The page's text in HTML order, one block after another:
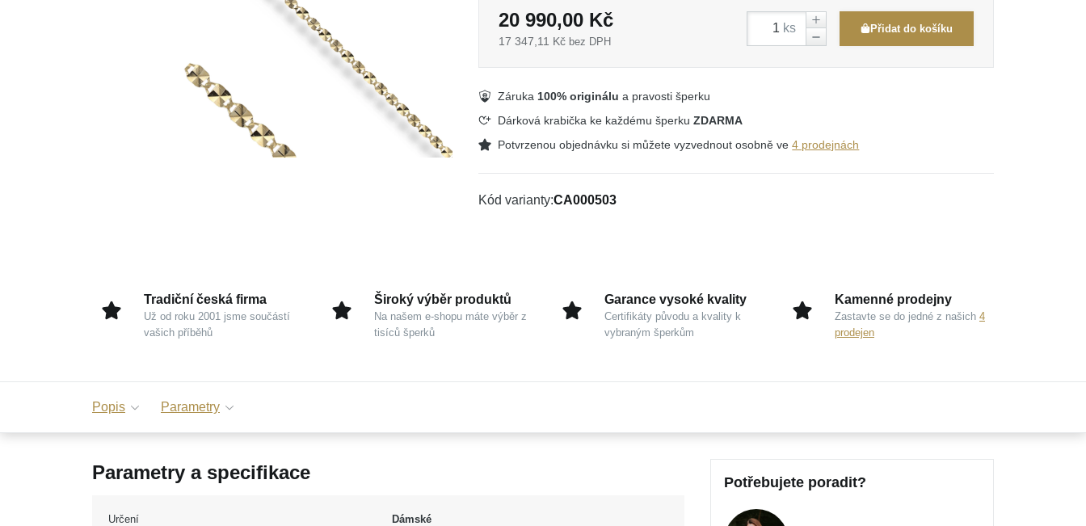
20 990,00 Kč
17 347,11 Kč bez DPH
ks Přidat do košíku
Záruka 100% originálu a pravosti šperku
Dárková krabička ke každému šperkuZDARMA
Potvrzenou objednávku si můžete vyzvednout osobně ve4 prodejnách
Kód varianty CA000503
Tradiční česká firma
Už od roku 2001 jsme součástí
vašich příběhů
Široký výběr produktů
Na našem e-shopu máte výběr z
tisíců šperků
Garance vysoké kvality
Certifikáty původu a kvality k
vybraným šperkům
Kamenné prodejny
Zastavte se do jedné z našich 4
prodejen
Popis Parametry
Parametry a specifikace
Určení
Dámské
Potřebujete poradit?